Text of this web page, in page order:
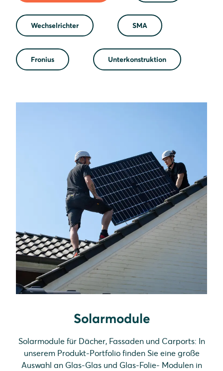
Wechselrichter SMA
Fronius Unterkonstruktion
Solarmodule
Solarmodule für Dächer, Fassaden und Carports: In
unserem Produkt-Portfolio finden Sie eine große
Auswahl an Glas-Glas und Glas-Folie- Modulen in